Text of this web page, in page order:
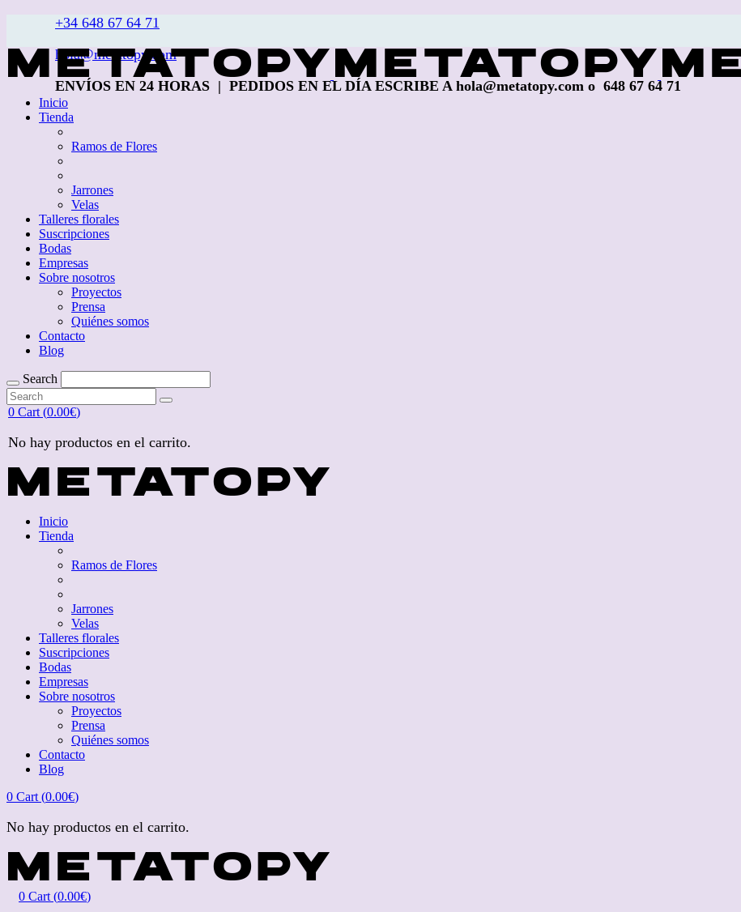
+34 648 67 64 71
hola@metatopy.com
ENVÍOS EN 24 HORAS | PEDIDOS EN EL DÍA ESCRIBE A hola@metatopy.com o 648 67 64 71
Inicio
Tienda
Ramos de Flores
Jarrones
Velas
Talleres florales
Suscripciones
Bodas
Empresas
Sobre nosotros
Proyectos
Prensa
Quiénes somos
Contacto
Blog
Search
for:
Search
Search
for:
0 Cart (0.00€)
No hay productos en el carrito.
Inicio
Tienda
Ramos de Flores
Jarrones
Velas
Talleres florales
Suscripciones
Bodas
Empresas
Sobre nosotros
Proyectos
Prensa
Quiénes somos
Contacto
Blog
0 Cart (0.00€)
No hay productos en el carrito.
0 Cart (0.00€)